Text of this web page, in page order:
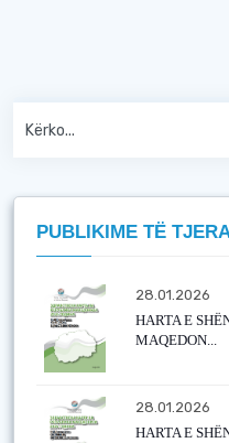
PUBLIKIME TË
28.01.2026
HARTA E
MAQEDON...
28.01.2026
HARTA E